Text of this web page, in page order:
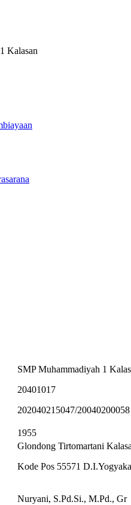
Kalasan
SMP Muhammadiyah 1
20401017
202040215047/20040200058
1955
Glondong Tirtomartani
Kode Pos 55571
Nuryani, S.Pd.Si., M.Pd., Gr